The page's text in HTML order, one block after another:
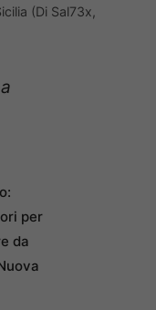
(Di Sal73x,
per
da